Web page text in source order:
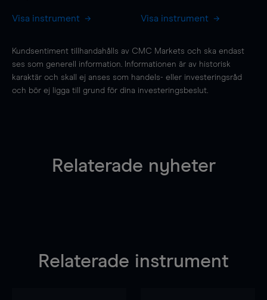
Visa instrument Visa instrument
Kundsentiment tillhandahålls av CMC Markets och ska endast
ses som generell information. Informationen är av historisk
karaktär och skall ej anses som handels- eller investeringsråd
och bör ej ligga till grund för dina investeringsbeslut.
Relaterade nyheter
Relaterade instrument